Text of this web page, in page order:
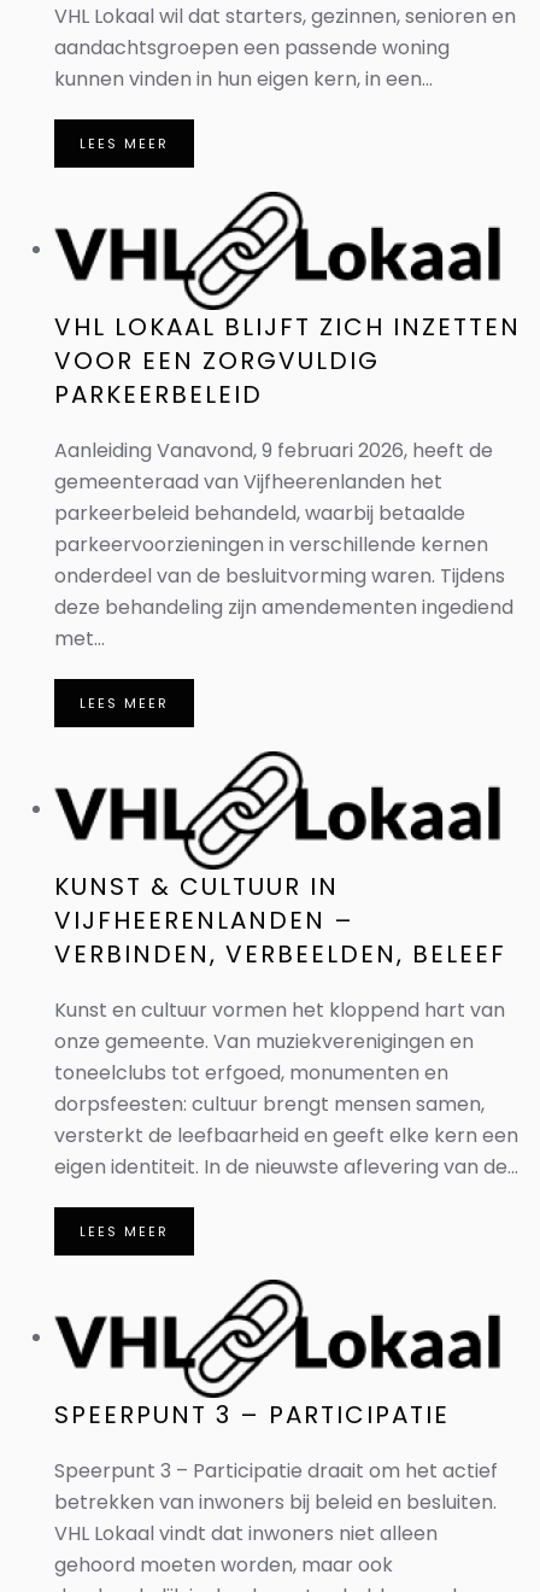
VHL Lokaal wil dat starters, gezinnen, senioren en
aandachtsgroepen een passende woning
kunnen vinden in hun eigen kern, in een...
LEES MEER
VHL LOKAAL BLIJFT ZICH INZETTEN
VOOR EEN ZORGVULDIG
PARKEERBELEID
Aanleiding Vanavond, 9 februari 2026, heeft de
gemeenteraad van Vijfheerenlanden het
parkeerbeleid behandeld, waarbij betaalde
parkeervoorzieningen in verschillende kernen
onderdeel van de besluitvorming waren. Tijdens
deze behandeling zijn amendementen ingediend
met...
LEES MEER
KUNST & CULTUUR IN
VIJFHEERENLANDEN –
VERBINDEN, VERBEELDEN, BELEEF
Kunst en cultuur vormen het kloppend hart van
onze gemeente. Van muziekverenigingen en
toneelclubs tot erfgoed, monumenten en
dorpsfeesten: cultuur brengt mensen samen,
versterkt de leefbaarheid en geeft elke kern een
eigen identiteit. In de nieuwste aflevering van de...
LEES MEER
SPEERPUNT 3 – PARTICIPATIE
Speerpunt 3 – Participatie draait om het actief
betrekken van inwoners bij beleid en besluiten.
VHL Lokaal vindt dat inwoners niet alleen
gehoord moeten worden, maar ook